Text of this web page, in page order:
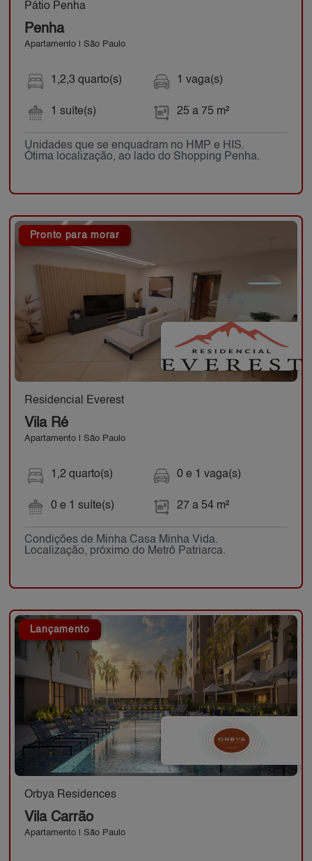
Pátio Penha
Penha
Apartamento | São Paulo
1,2,3 quarto(s)
1 suíte(s)
1 vaga(s)
25 a 75 m²
Unidades que se enquadram no HMP e HIS.
Ótima localização, ao lado do Shopping Penha.
Pronto para morar
Residencial Everest
Vila Ré
Apartamento | São Paulo
1,2 quarto(s)
0 e 1 suíte(s)
0 e 1 vaga(s)
27 a 54 m²
Condições de Minha Casa Minha Vida.
Localização, próximo do Metrô Patriarca.
Lançamento
Orbya Residences
Vila Carrão
Apartamento | São Paulo